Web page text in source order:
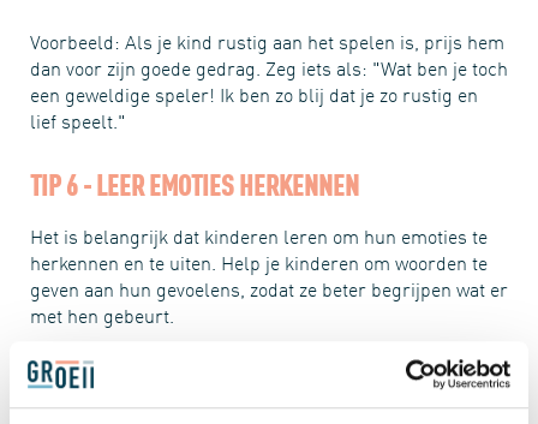
Voorbeeld: Als je kind rustig aan het spelen is, prijs hem
dan voor zijn goede gedrag. Zeg iets als: "Wat ben je toch
een geweldige speler! Ik ben zo blij dat je zo rustig en
lief speelt."
TIP 6 - LEER EMOTIES HERKENNEN
Het is belangrijk dat kinderen leren om hun emoties te
herkennen en te uiten. Help je kinderen om woorden te
geven aan hun gevoelens, zodat ze beter begrijpen wat er
met hen gebeurt.
Voorbeeld: Als je kind boos wordt omdat zijn vriendje zijn
speelgoed heeft afgepakt, kun je zeggen: "Ik zie dat je